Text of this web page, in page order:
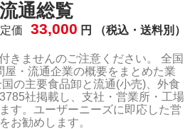
通総覧
価 33,000 円 （税込・送料別）
きませんのご注意ください。 全国
屋・流通企業の概要をまとめた業
の主要食品卸と流通(小売)、外食
社掲載し、支社・営業所・工場
す。ユーザーニーズに即応した営
お勧めします。